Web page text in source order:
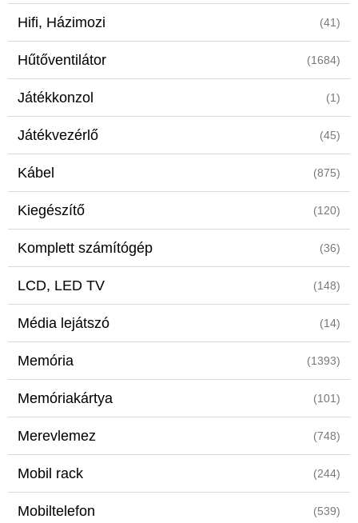
Hifi, Házimozi (41)
Hűtőventilátor (1684)
Játékkonzol (1)
Játékvezérlő (45)
Kábel (875)
Kiegészítő (120)
Komplett számítógép (36)
LCD, LED TV (148)
Média lejátszó (14)
Memória (1393)
Memóriakártya (101)
Merevlemez (748)
Mobil rack (244)
Mobiltelefon (539)